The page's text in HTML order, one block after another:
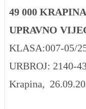
49 000
UPRAVNO
KLASA:007-05/
URBROJ: 2140-
Krapina,